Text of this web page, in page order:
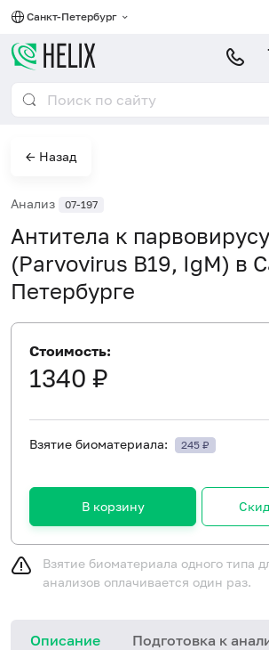
Санкт-Петербург
← Назад
Анализ 07-197
Антитела к парвовирусу
(Parvovirus B19, IgM) в
Петербурге
Стоимость:
1340 ₽
Взятие биоматериала: 245 ₽
В корзину
Взятие биоматериала одного типа
анализов оплачивается один раз.
Описание Подготовка к